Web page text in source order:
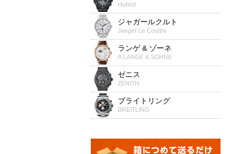
Hublot
ジャガールクルト
Jaeger Le Coultre
ランゲ & ゾーネ
A.LANGE & SOHNE
ゼニス
ZENITH
ブライトリング
BREITLING